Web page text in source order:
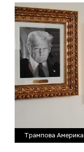
Трампова Америка